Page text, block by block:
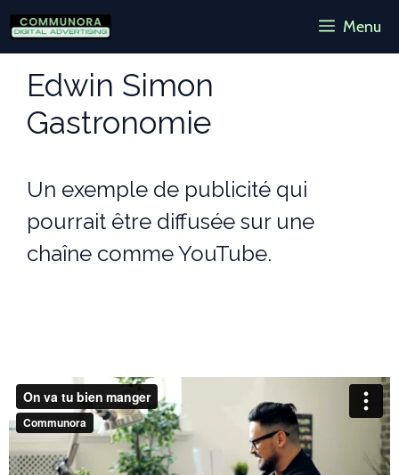
Aller
au
contenu
Menu
Edwin Simon
Gastronomie
Un exemple de publicité qui
pourrait être diffusée sur une
chaîne comme YouTube.